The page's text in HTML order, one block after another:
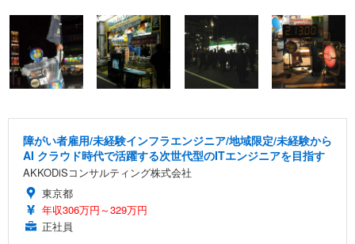
障がい者雇用/未経験インフラエンジニア/地域限定/未経験から
AI クラウド時代で活躍する次世代型のITエンジニアを目指す
AKKODiSコンサルティング株式会社
東京都
年収306万円～329万円
正社員